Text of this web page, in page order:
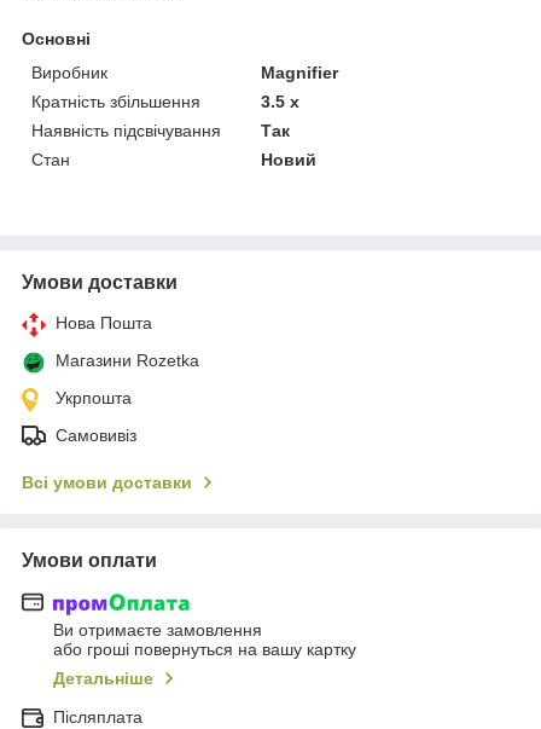
Основні
Виробник
Magnifier
Кратність збільшення
3.5 х
Наявність підсвічування
Так
Стан
Новий
Умови доставки
Нова Пошта
Магазини Rozetka
Укрпошта
Самовивіз
Всі умови доставки
Умови оплати
Ви отримаєте замовлення
або гроші повернуться на вашу картку
Детальніше
Післяплата